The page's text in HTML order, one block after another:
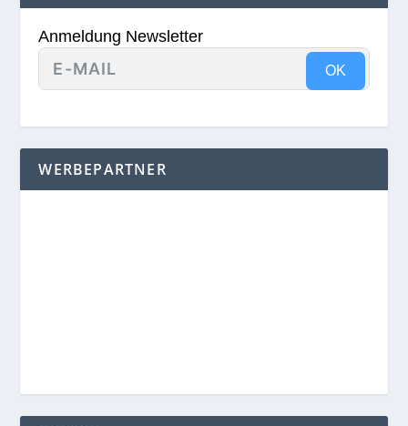
Anmeldung Newsletter
OK
WERBEPARTNER